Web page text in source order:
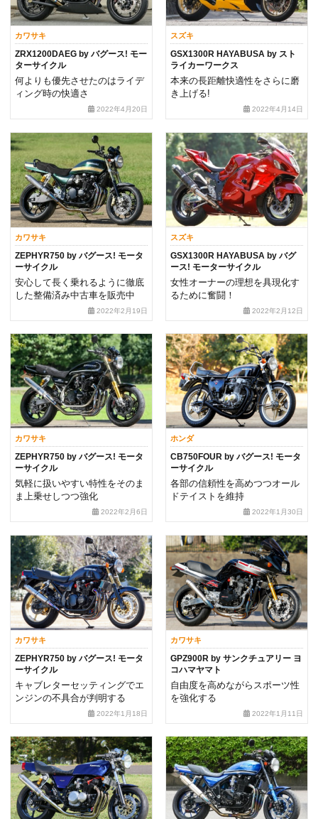
カワサキ
ZRX1200DAEG by バグース! モー
ターサイクル
何よりも優先させたのはライデ
ィング時の快適さ
2022年4月20日
スズキ
GSX1300R HAYABUSA by スト
ライカーワークス
本来の長距離快適性をさらに磨
き上げる!
2022年4月14日
カワサキ
ZEPHYR750 by バグース! モータ
ーサイクル
安心して長く乗れるように徹底
した整備済み中古車を販売中
2022年2月19日
スズキ
GSX1300R HAYABUSA by バグ
ース! モーターサイクル
女性オーナーの理想を具現化す
るために奮闘！
2022年2月12日
カワサキ
ZEPHYR750 by バグース! モータ
ーサイクル
気軽に扱いやすい特性をそのま
ま上乗せしつつ強化
2022年2月6日
ホンダ
CB750FOUR by バグース! モータ
ーサイクル
各部の信頼性を高めつつオール
ドテイストを維持
2022年1月30日
カワサキ
ZEPHYR750 by バグース! モータ
ーサイクル
キャブレターセッティングでエ
ンジンの不具合が判明する
2022年1月18日
カワサキ
GPZ900R by サンクチュアリー ヨ
コハマヤマト
自由度を高めながらスポーツ性
を強化する
2022年1月11日